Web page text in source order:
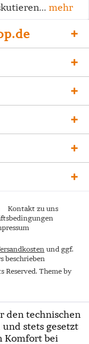
mehr
Kontakt zu uns
und ggf.
beschrieben
Theme by
den technischen
stets gesetzt
Komfort bei